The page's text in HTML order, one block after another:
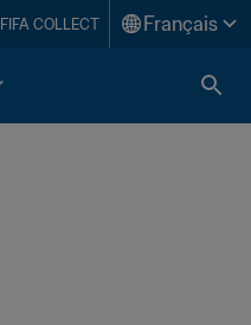
FIFA COLLECT Français